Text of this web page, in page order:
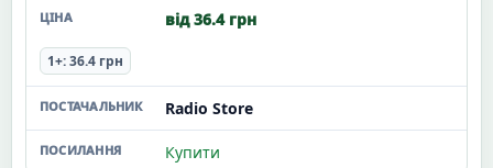
від 36.4 грн
1+: 36.4 грн
Radio Store
Купити